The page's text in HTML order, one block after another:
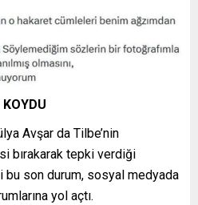
Avşar da Tilbe’nin
bırakarak tepki verdiği
bu son durum, sosyal medyada
yol açtı.